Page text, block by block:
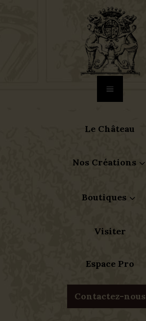
a
Le Château
3
Nos Créations
3
Boutiques
Visiter
Espace Pro
Contactez-nous